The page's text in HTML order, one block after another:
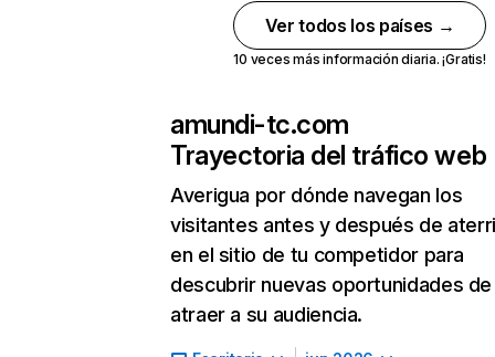
Ver todos los países →
10 veces más información diaria. ¡Gratis!
amundi-tc.com
Trayectoria del tráfico web
Averigua por dónde navegan los
visitantes antes y después de
en el sitio de tu competidor para
descubrir nuevas oportunidades de
atraer a su audiencia.